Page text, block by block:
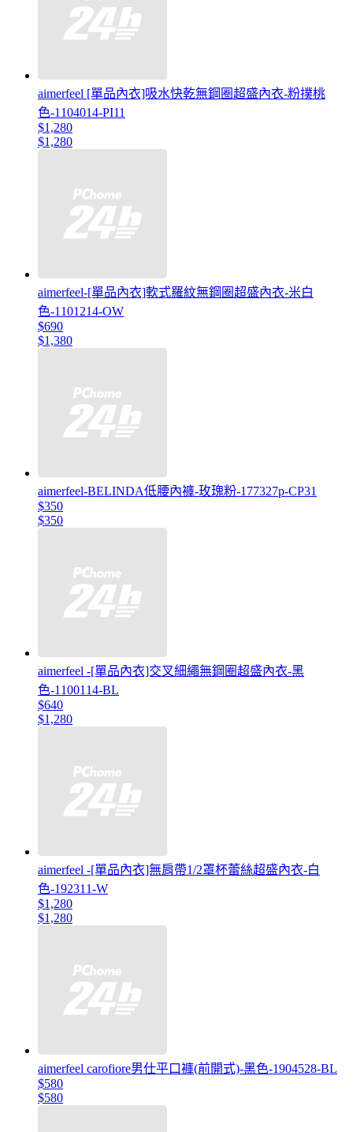
aimerfeel [單品內衣]吸水快乾無鋼圈超盛內衣-粉撲桃
色-1104014-PI11
$1,280
$1,280
aimerfeel-[單品內衣]軟式羅紋無鋼圈超盛內衣-米白
色-1101214-OW
$690
$1,380
aimerfeel-BELINDA低腰內褲-玫瑰粉-177327p-CP31
$350
$350
aimerfeel -[單品內衣]交叉細繩無鋼圈超盛內衣-黑
色-1100114-BL
$640
$1,280
aimerfeel -[單品內衣]無肩帶1/2罩杯蕾絲超盛內衣-白
色-192311-W
$1,280
$1,280
aimerfeel carofiore男仕平口褲(前開式)-黑色-1904528-BL
$580
$580